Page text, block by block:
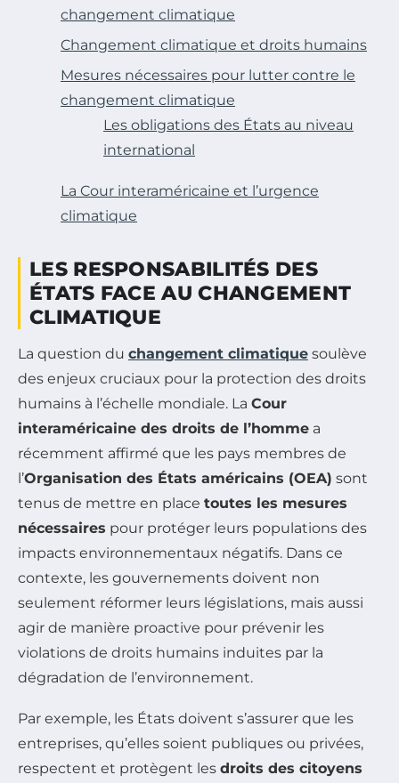
changement climatique
Changement climatique et droits humains
Mesures nécessaires pour lutter contre le
changement climatique
Les obligations des États au niveau
international
La Cour interaméricaine et l’urgence
climatique
LES RESPONSABILITÉS DES
ÉTATS FACE AU CHANGEMENT
CLIMATIQUE
La question du changement climatique soulève
des enjeux cruciaux pour la protection des droits
humains à l’échelle mondiale. La Cour
interaméricaine des droits de l’homme a
récemment affirmé que les pays membres de
l’Organisation des États américains (OEA) sont
tenus de mettre en place toutes les mesures
nécessaires pour protéger leurs populations des
impacts environnementaux négatifs. Dans ce
contexte, les gouvernements doivent non
seulement réformer leurs législations, mais aussi
agir de manière proactive pour prévenir les
violations de droits humains induites par la
dégradation de l’environnement.
Par exemple, les États doivent s’assurer que les
entreprises, qu’elles soient publiques ou privées,
respectent et protègent les droits des citoyens